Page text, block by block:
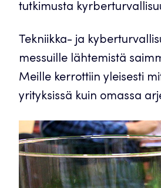
tutkimusta
Tekniikka- ja
messuille lähtemistä
Meille kerrottiin yleisesti
yrityksissä kuin omassa